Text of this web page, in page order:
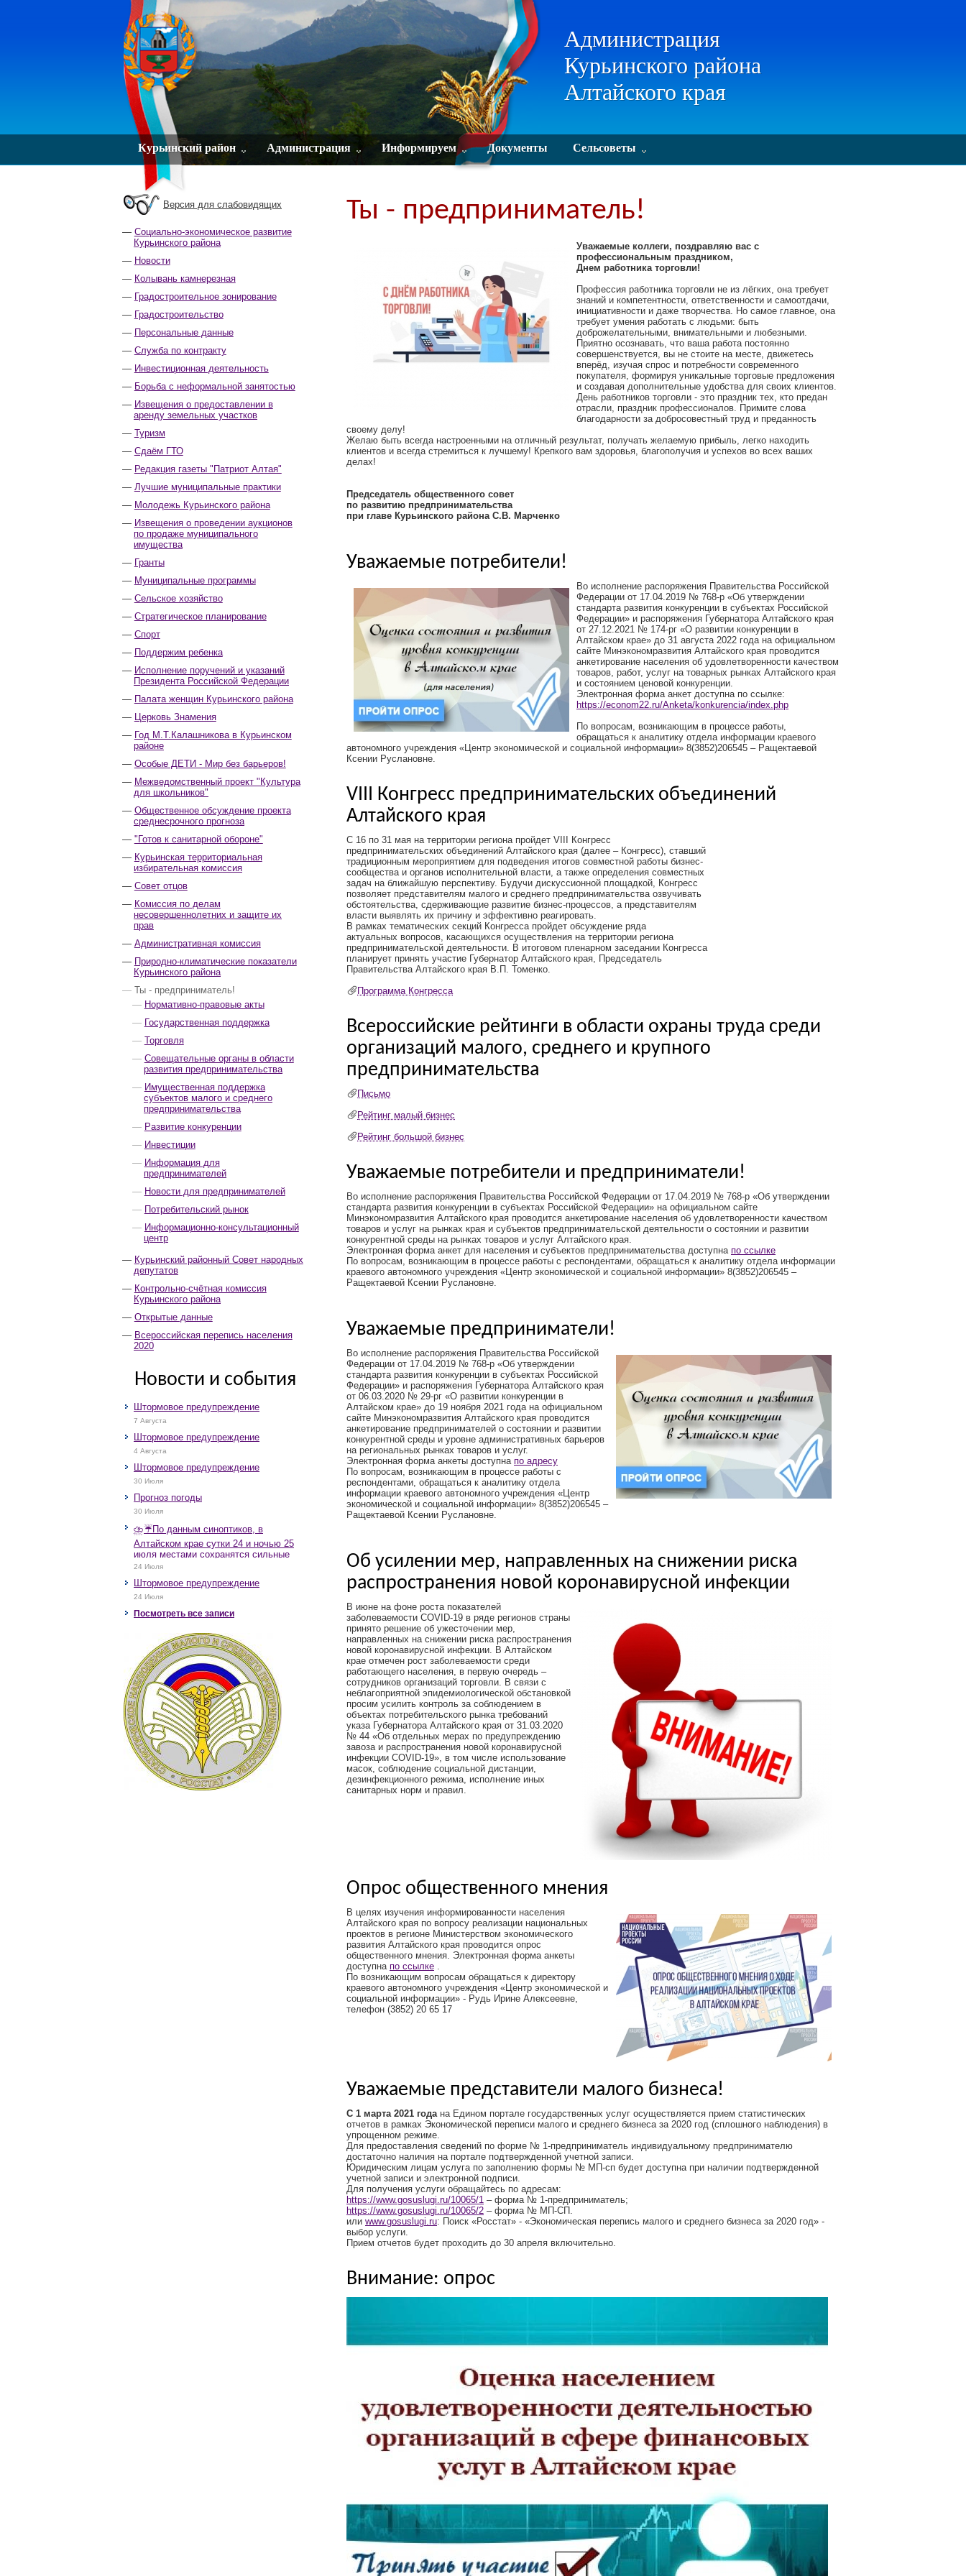
Администрация
Курьинского района
Алтайского края
Курьинский район Администрация Информируем Документы Сельсоветы
Версия для слабовидящих
Социально-экономическое развитие
Курьинского района
Новости
Колывань камнерезная
Градостроительное зонирование
Градостроительство
Персональные данные
Служба по контракту
Инвестиционная деятельность
Борьба с неформальной занятостью
Извещения о предоставлении в
аренду земельных участков
Туризм
Сдаём ГТО
Редакция газеты "Патриот Алтая"
Лучшие муниципальные практики
Молодежь Курьинского района
Извещения о проведении аукционов
по продаже муниципального
имущества
Гранты
Муниципальные программы
Сельское хозяйство
Стратегическое планирование
Спорт
Поддержим ребенка
Исполнение поручений и указаний
Президента Российской Федерации
Палата женщин Курьинского района
Церковь Знамения
Год М.Т.Калашникова в Курьинском
районе
Особые ДЕТИ - Мир без барьеров!
Межведомственный проект "Культура
для школьников"
Общественное обсуждение проекта
среднесрочного прогноза
"Готов к санитарной обороне"
Курьинская территориальная
избирательная комиссия
Совет отцов
Комиссия по делам
несовершеннолетних и защите их
прав
Административная комиссия
Природно-климатические показатели
Курьинского района
Ты - предприниматель!
Нормативно-правовые акты
Государственная поддержка
Торговля
Совещательные органы в области
развития предпринимательства
Имущественная поддержка
субъектов малого и среднего
предпринимательства
Развитие конкуренции
Инвестиции
Информация для
предпринимателей
Новости для предпринимателей
Потребительский рынок
Информационно-консультационный
центр
Курьинский районный Совет народных
депутатов
Контрольно-счётная комиссия
Курьинского района
Открытые данные
Всероссийская перепись населения
2020
Новости и события
Штормовое предупреждение
7 Августа
Штормовое предупреждение
4 Августа
Штормовое предупреждение
30 Июля
Прогноз погоды
30 Июля
⛈️☔️По данным синоптиков, в
Алтайском крае сутки 24 и ночью 25
июля местами сохранятся сильные
дожди, грозы, при грозах очень
крупный град, шквалистое усиление
ветра до 17-22 м/с, местами порывы
25 м/с и более.
24 Июля
Штормовое предупреждение
24 Июля
Посмотреть все записи
Ты - предприниматель!
Уважаемые коллеги, поздравляю вас с
профессиональным праздником,
Днем работника торговли!
Профессия работника торговли не из лёгких, она требует
знаний и компетентности, ответственности и самоотдачи,
инициативности и даже творчества. Но самое главное, она
требует умения работать с людьми: быть
доброжелательными, внимательными и любезными.
Приятно осознавать, что ваша работа постоянно
совершенствуется, вы не стоите на месте, движетесь
вперёд, изучая спрос и потребности современного
покупателя, формируя уникальные торговые предложения
и создавая дополнительные удобства для своих клиентов.
День работников торговли - это праздник тех, кто предан
отрасли, праздник профессионалов. Примите слова
благодарности за добросовестный труд и преданность
своему делу!
Желаю быть всегда настроенными на отличный результат, получать желаемую прибыль, легко находить
клиентов и всегда стремиться к лучшему! Крепкого вам здоровья, благополучия и успехов во всех ваших
делах!
Председатель общественного совет
по развитию предпринимательства
при главе Курьинского района С.В. Марченко
Уважаемые потребители!
Во исполнение распоряжения Правительства Российской
Федерации от 17.04.2019 № 768-р «Об утверждении
стандарта развития конкуренции в субъектах Российской
Федерации» и распоряжения Губернатора Алтайского края
от 27.12.2021 № 174-рг «О развитии конкуренции в
Алтайском крае» до 31 августа 2022 года на официальном
сайте Минэкономразвития Алтайского края проводится
анкетирование населения об удовлетворенности качеством
товаров, работ, услуг на товарных рынках Алтайского края
и состоянием ценовой конкуренции.
Электронная форма анкет доступна по ссылке:
https://econom22.ru/Anketa/konkurencia/index.php
По вопросам, возникающим в процессе работы,
обращаться к аналитику отдела информации краевого
автономного учреждения «Центр экономической и социальной информации» 8(3852)206545 – Ращектаевой
Ксении Руслановне.
VIII Конгресс предпринимательских объединений
Алтайского края
С 16 по 31 мая на территории региона пройдет VIII Конгресс
предпринимательских объединений Алтайского края (далее – Конгресс), ставший
традиционным мероприятием для подведения итогов совместной работы бизнес-
сообщества и органов исполнительной власти, а также определения совместных
задач на ближайшую перспективу. Будучи дискуссионной площадкой, Конгресс
позволяет представителям малого и среднего предпринимательства озвучивать
обстоятельства, сдерживающие развитие бизнес-процессов, а представителям
власти выявлять их причину и эффективно реагировать.
В рамках тематических секций Конгресса пройдет обсуждение ряда
актуальных вопросов, касающихся осуществления на территории региона
предпринимательской деятельности. В итоговом пленарном заседании Конгресса
планирует принять участие Губернатор Алтайского края, Председатель
Правительства Алтайского края В.П. Томенко.
Программа Конгресса
Всероссийские рейтинги в области охраны труда среди
организаций малого, среднего и крупного
предпринимательства
Письмо
Рейтинг малый бизнес
Рейтинг большой бизнес
Уважаемые потребители и предприниматели!
Во исполнение распоряжения Правительства Российской Федерации от 17.04.2019 № 768-р «Об утверждении
стандарта развития конкуренции в субъектах Российской Федерации» на официальном сайте
Минэкономразвития Алтайского края проводится анкетирование населения об удовлетворенности качеством
товаров и услуг на рынках края и субъектов предпринимательской деятельности о состоянии и развитии
конкурентной среды на рынках товаров и услуг Алтайского края.
Электронная форма анкет для населения и субъектов предпринимательства доступна по ссылке
По вопросам, возникающим в процессе работы с респондентами, обращаться к аналитику отдела информации
краевого автономного учреждения «Центр экономической и социальной информации» 8(3852)206545 –
Ращектаевой Ксении Руслановне.
Уважаемые предприниматели!
Во исполнение распоряжения Правительства Российской
Федерации от 17.04.2019 № 768-р «Об утверждении
стандарта развития конкуренции в субъектах Российской
Федерации» и распоряжения Губернатора Алтайского края
от 06.03.2020 № 29-рг «О развитии конкуренции в
Алтайском крае» до 19 ноября 2021 года на официальном
сайте Минэкономразвития Алтайского края проводится
анкетирование предпринимателей о состоянии и развитии
конкурентной среды и уровне административных барьеров
на региональных рынках товаров и услуг.
Электронная форма анкеты доступна по адресу
По вопросам, возникающим в процессе работы с
респондентами, обращаться к аналитику отдела
информации краевого автономного учреждения «Центр
экономической и социальной информации» 8(3852)206545 –
Ращектаевой Ксении Руслановне.
Об усилении мер, направленных на снижении риска
распространения новой коронавирусной инфекции
В июне на фоне роста показателей
заболеваемости COVID-19 в ряде регионов страны
принято решение об ужесточении мер,
направленных на снижении риска распространения
новой коронавирусной инфекции. В Алтайском
крае отмечен рост заболеваемости среди
работающего населения, в первую очередь –
сотрудников организаций торговли. В связи с
неблагоприятной эпидемиологической обстановкой
просим усилить контроль за соблюдением в
объектах потребительского рынка требований
указа Губернатора Алтайского края от 31.03.2020
№ 44 «Об отдельных мерах по предупреждению
завоза и распространения новой коронавирусной
инфекции COVID-19», в том числе использование
масок, соблюдение социальной дистанции,
дезинфекционного режима, исполнение иных
санитарных норм и правил.
Опрос общественного мнения
В целях изучения информированности населения
Алтайского края по вопросу реализации национальных
проектов в регионе Министерством экономического
развития Алтайского края проводится опрос
общественного мнения. Электронная форма анкеты
доступна по ссылке .
По возникающим вопросам обращаться к директору
краевого автономного учреждения «Центр экономической и
социальной информации» - Рудь Ирине Алексеевне,
телефон (3852) 20 65 17
Уважаемые представители малого бизнеса!
С 1 марта 2021 годана Едином портале государственных услуг осуществляется прием статистических
отчетов в рамках Экономической переписи малого и среднего бизнеса за 2020 год (сплошного наблюдения) в
упрощенном режиме.
Для предоставления сведений по форме № 1-предприниматель индивидуальному предпринимателю
достаточно наличия на портале подтвержденной учетной записи.
Юридическим лицам услуга по заполнению формы № МП-сп будет доступна при наличии подтвержденной
учетной записи и электронной подписи.
Для получения услуги обращайтесь по адресам:
https://www.gosuslugi.ru/10065/1 – форма № 1-предприниматель;
https://www.gosuslugi.ru/10065/2 – форма № МП-СП.
или www.gosuslugi.ru: Поиск «Росстат» - «Экономическая перепись малого и среднего бизнеса за 2020 год» -
выбор услуги.
Прием отчетов будет проходить до 30 апреля включительно.
Внимание: опрос